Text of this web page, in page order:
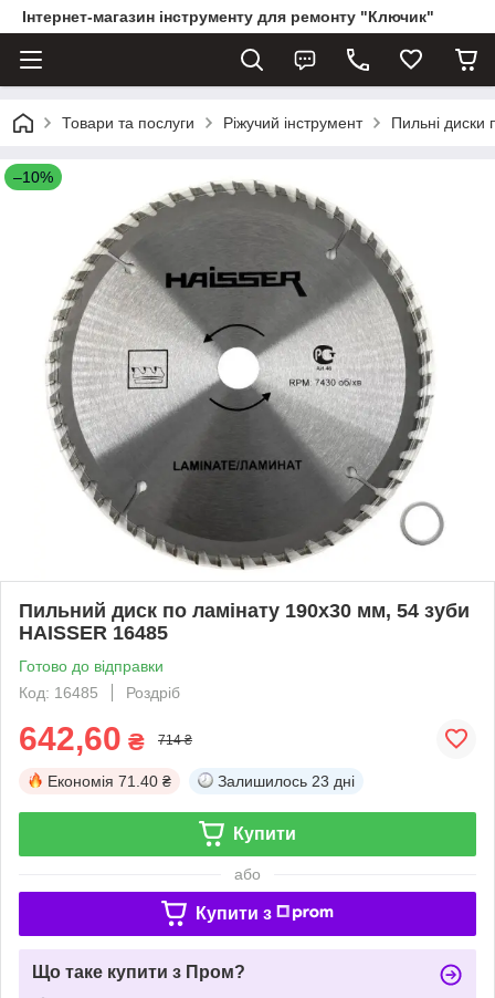
Інтернет-магазин інструменту для ремонту "Ключик"
Товари та послуги Ріжучий інструмент Пильні диски
–10%
Пильний диск по ламінату 190х30 мм, 54 зуби
HAISSER 16485
Готово до відправки
Код: 16485
Роздріб
642,60 ₴ 714 ₴
Економія 71.40 ₴ Залишилось 23 дні
Купити
або
Купити з
Що таке купити з Пром?